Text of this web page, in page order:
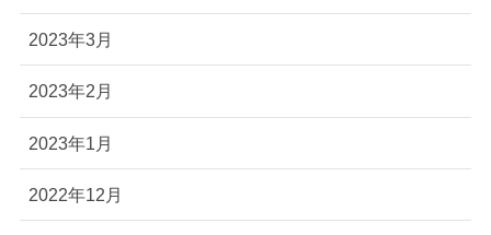
2023年3月
2023年2月
2023年1月
2022年12月